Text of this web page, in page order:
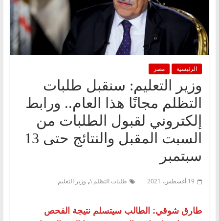
الرئيسية مصر
وزير التعليم: سنقبل طلبات
التظلم مجانًا هذا العام.. ورابط
إلكتروني لقبول الطلبات من
السبت المقبل والنتائج حتى 13
سبتمبر
19 أغسطس، 2021 طلبات التظلم \, وزير التعليم
طارق شوقي: الطالب سيتسلم نتيجة الفحص